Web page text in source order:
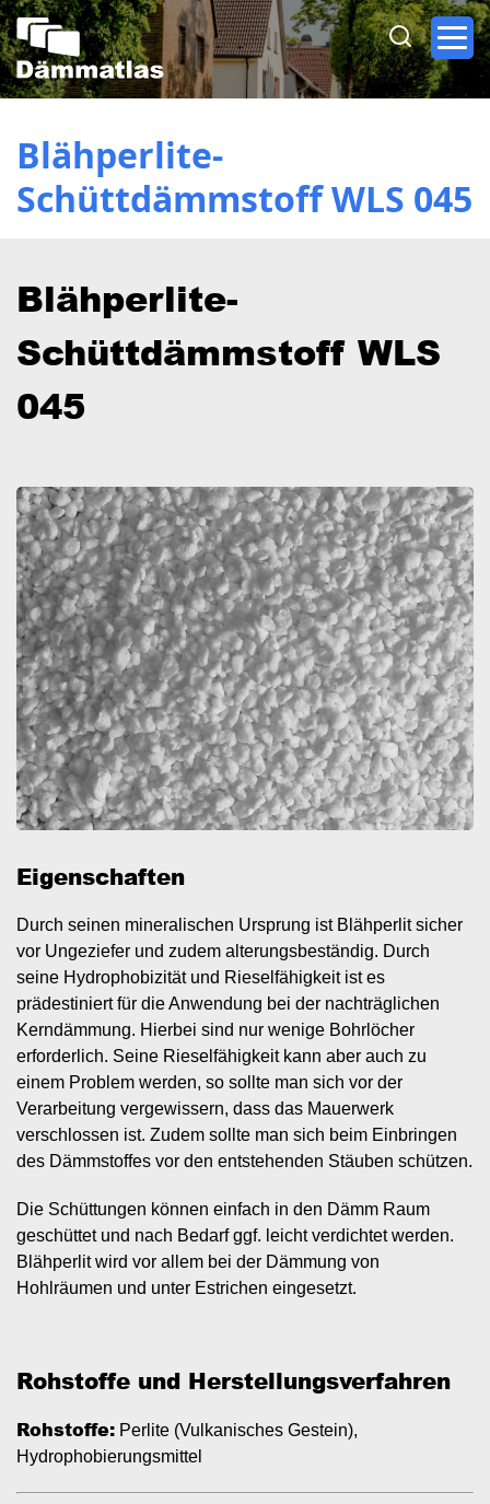
Direkt
zum
Inhalt
Blähperlite-
Schüttdämmstoff WLS 045
Blähperlite-
Schüttdämmstoff WLS
045
Eigenschaften
Durch seinen mineralischen Ursprung ist Blähperlit sicher
vor Ungeziefer und zudem alterungsbeständig. Durch
seine Hydrophobizität und Rieselfähigkeit ist es
prädestiniert für die Anwendung bei der nachträglichen
Kerndämmung. Hierbei sind nur wenige Bohrlöcher
erforderlich. Seine Rieselfähigkeit kann aber auch zu
einem Problem werden, so sollte man sich vor der
Verarbeitung vergewissern, dass das Mauerwerk
verschlossen ist. Zudem sollte man sich beim Einbringen
des Dämmstoffes vor den entstehenden Stäuben schützen.
Die Schüttungen können einfach in den Dämm Raum
geschüttet und nach Bedarf ggf. leicht verdichtet werden.
Blähperlit wird vor allem bei der Dämmung von
Hohlräumen und unter Estrichen eingesetzt.
Rohstoffe und Herstellungsverfahren
Rohstoffe: Perlite (Vulkanisches Gestein),
Hydrophobierungsmittel